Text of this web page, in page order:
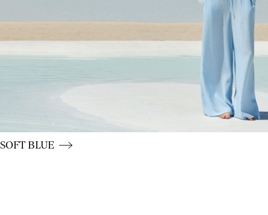
SOFT BLUE
CE_colours_spot01_BUTTON_linked_wk20_15-05-26_blue